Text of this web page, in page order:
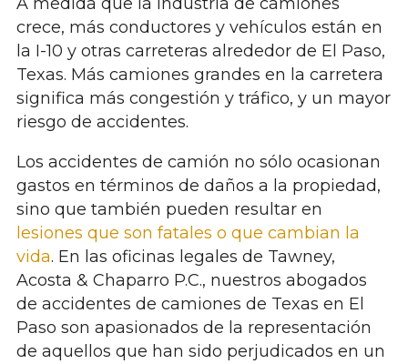
crece, más conductores y vehículos están en
la I-10 y otras carreteras alrededor de El Paso,
Texas. Más camiones grandes en la carretera
significa más congestión y tráfico, y un mayor
riesgo de accidentes.
Los accidentes de camión no sólo ocasionan
gastos en términos de daños a la propiedad,
sino que también pueden resultar en
lesiones que son fatales o que cambian la
vida. En las oficinas legales de Tawney,
Acosta & Chaparro P.C., nuestros abogados
de accidentes de camiones de Texas en El
Paso son apasionados de la representación
de aquellos que han sido perjudicados en un